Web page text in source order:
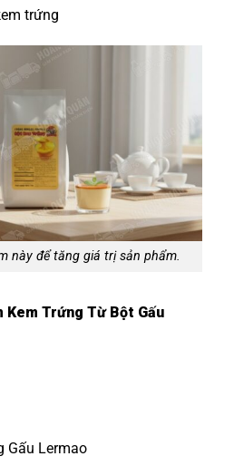
trứng
này để tăng giá trị sản phẩm.
Kem Trứng Từ Bột Gấu
Gấu Lermao